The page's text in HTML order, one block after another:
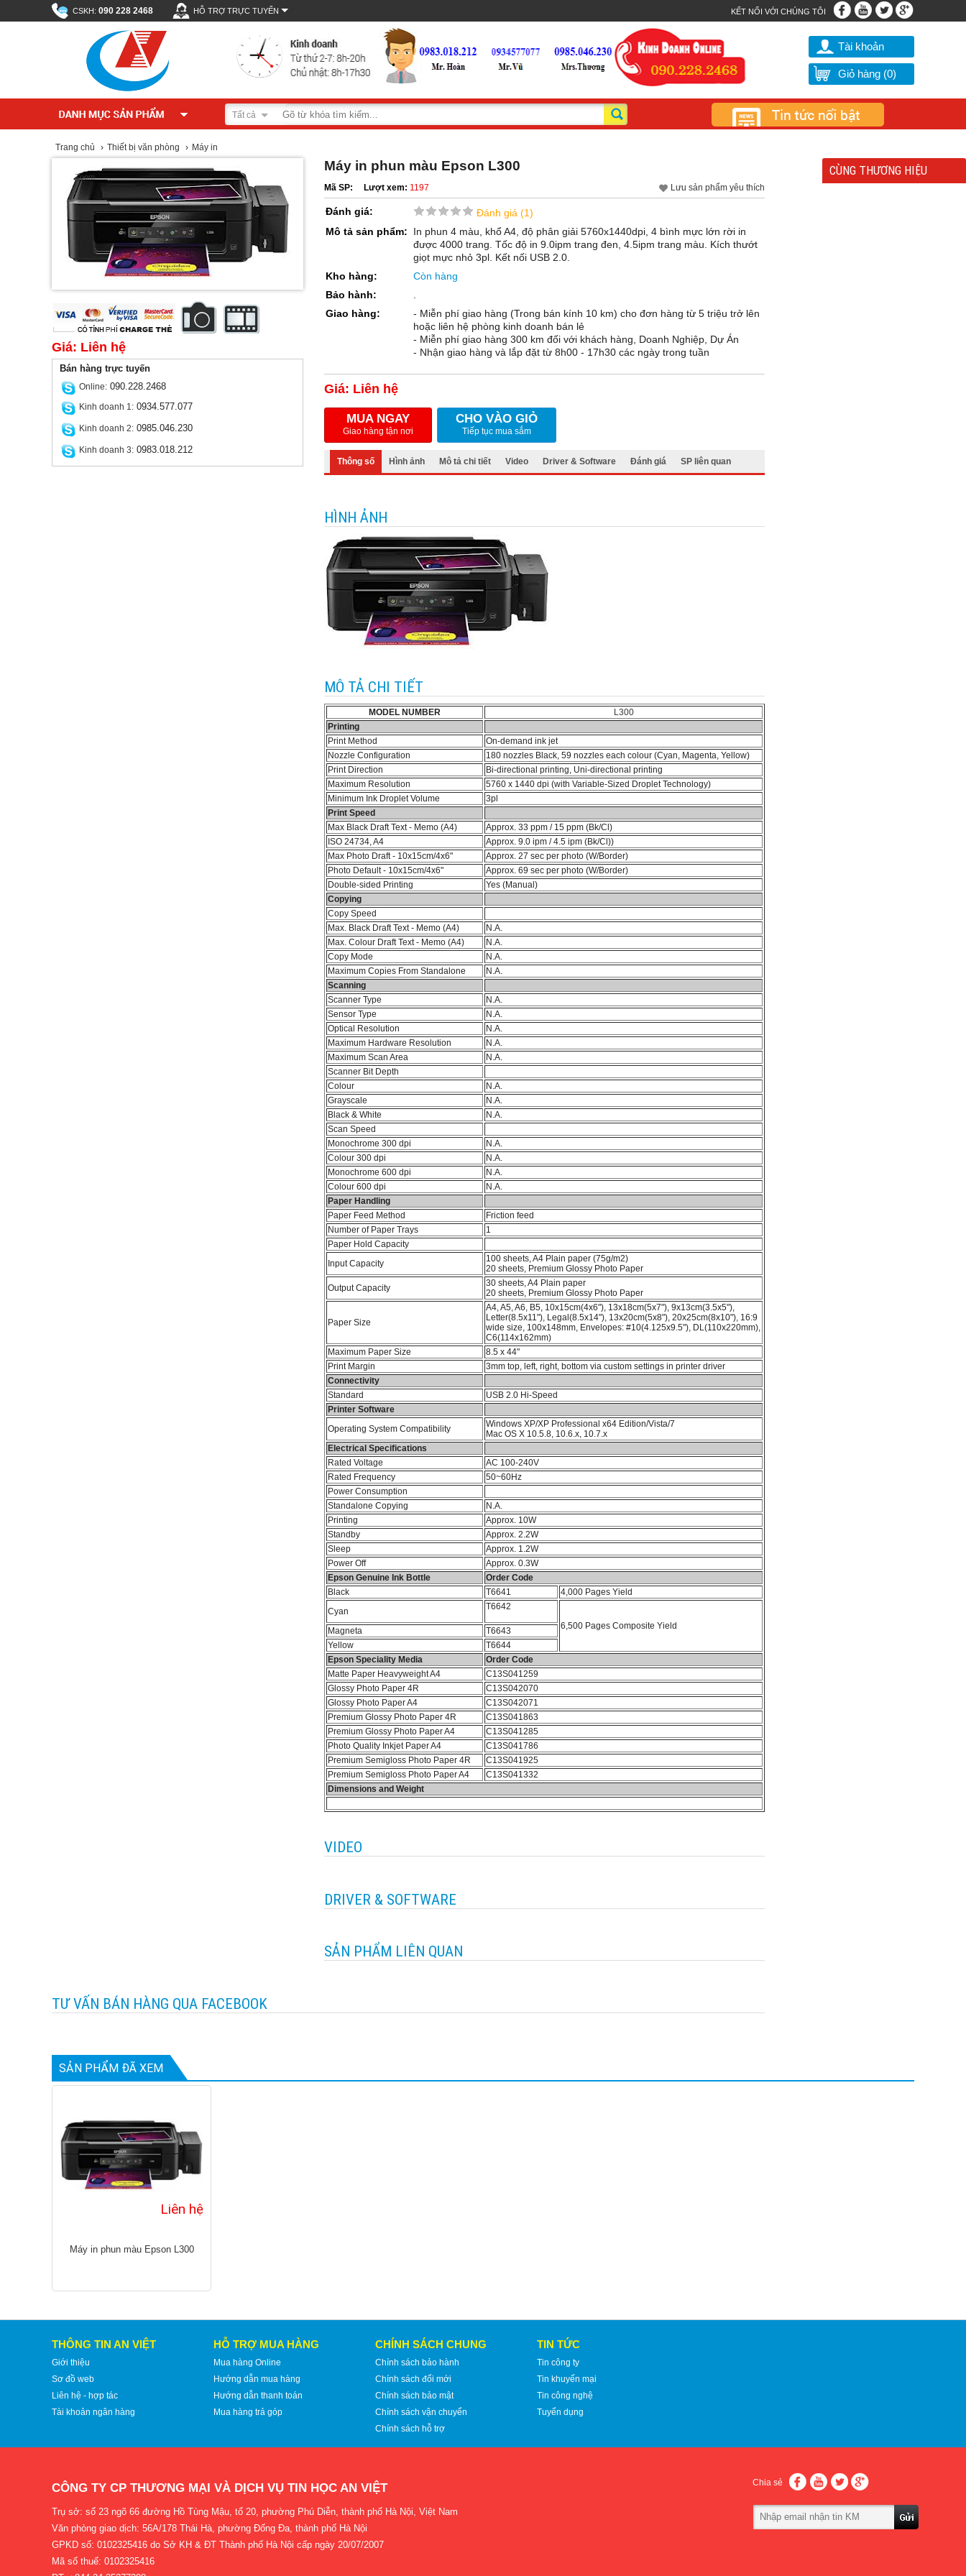
CSKH: 090 228 2468 HỖ TRỢ TRỰC TUYẾN KẾT NỐI VỚI CHÚNG TÔI
Tài khoản
Giỏ hàng (0)
Tất cả
Trang chủ › Thiết bị văn phòng › Máy in
Zoom
Giá: Liên hệ
Bán hàng trực tuyến
Online: 090.228.2468
Kinh doanh 1: 0934.577.077
Kinh doanh 2: 0985.046.230
Kinh doanh 3: 0983.018.212
Máy in phun màu Epson L300
Mã SP: Lượt xem: 1197 Lưu sản phẩm yêu thích
Đánh giá:
Đánh giá (1)
Mô tả sản phẩm:
In phun 4 màu, khổ A4, độ phân giải 5760x1440dpi, 4 bình mực lớn rời in
được 4000 trang. Tốc độ in 9.0ipm trang đen, 4.5ipm trang màu. Kích thướt
giọt mực nhỏ 3pl. Kết nối USB 2.0.
Kho hàng:
Còn hàng
Bảo hành:
.
Giao hàng:
- Miễn phí giao hàng (Trong bán kính 10 km) cho đơn hàng từ 5 triệu trở lên
hoặc liên hệ phòng kinh doanh bán lẻ
- Miễn phí giao hàng 300 km đối với khách hàng, Doanh Nghiệp, Dự Án
- Nhận giao hàng và lắp đặt từ 8h00 - 17h30 các ngày trong tuần
Giá: Liên hệ
MUA NGAY
Giao hàng tận nơi
CHO VÀO GIỎ
Tiếp tục mua sắm
Thông số Hình ảnh Mô tả chi tiết Video Driver & Software Đánh giá SP liên quan
HÌNH ẢNH
MÔ TẢ CHI TIẾT
MODEL NUMBER
L300
Printing
Print Method
On-demand ink jet
Nozzle Configuration
180 nozzles Black, 59 nozzles each colour (Cyan, Magenta, Yellow)
Print Direction
Bi-directional printing, Uni-directional printing
Maximum Resolution
5760 x 1440 dpi (with Variable-Sized Droplet Technology)
Minimum Ink Droplet Volume
3pl
Print Speed
Max Black Draft Text - Memo (A4)
Approx. 33 ppm / 15 ppm (Bk/Cl)
ISO 24734, A4
Approx. 9.0 ipm / 4.5 ipm (Bk/Cl))
Max Photo Draft - 10x15cm/4x6"
Approx. 27 sec per photo (W/Border)
Photo Default - 10x15cm/4x6"
Approx. 69 sec per photo (W/Border)
Double-sided Printing
Yes (Manual)
Copying
Copy Speed
Max. Black Draft Text - Memo (A4)
N.A.
Max. Colour Draft Text - Memo (A4)
N.A.
Copy Mode
N.A.
Maximum Copies From Standalone
N.A.
Scanning
Scanner Type
N.A.
Sensor Type
N.A.
Optical Resolution
N.A.
Maximum Hardware Resolution
N.A.
Maximum Scan Area
N.A.
Scanner Bit Depth
Colour
N.A.
Grayscale
N.A.
Black & White
N.A.
Scan Speed
Monochrome 300 dpi
N.A.
Colour 300 dpi
N.A.
Monochrome 600 dpi
N.A.
Colour 600 dpi
N.A.
Paper Handling
Paper Feed Method
Friction feed
Number of Paper Trays
1
Paper Hold Capacity
Input Capacity
100 sheets, A4 Plain paper (75g/m2)
20 sheets, Premium Glossy Photo Paper
Output Capacity
30 sheets, A4 Plain paper
20 sheets, Premium Glossy Photo Paper
Paper Size
A4, A5, A6, B5, 10x15cm(4x6"), 13x18cm(5x7"), 9x13cm(3.5x5"),
Letter(8.5x11"), Legal(8.5x14"), 13x20cm(5x8"), 20x25cm(8x10"), 16:9
wide size, 100x148mm, Envelopes: #10(4.125x9.5"), DL(110x220mm),
C6(114x162mm)
Maximum Paper Size
8.5 x 44"
Print Margin
3mm top, left, right, bottom via custom settings in printer driver
Connectivity
Standard
USB 2.0 Hi-Speed
Printer Software
Operating System Compatibility
Windows XP/XP Professional x64 Edition/Vista/7
Mac OS X 10.5.8, 10.6.x, 10.7.x
Electrical Specifications
Rated Voltage
AC 100-240V
Rated Frequency
50~60Hz
Power Consumption
Standalone Copying
N.A.
Printing
Approx. 10W
Standby
Approx. 2.2W
Sleep
Approx. 1.2W
Power Off
Approx. 0.3W
Epson Genuine Ink Bottle
Order Code
Black
T6641
4,000 Pages Yield
Cyan
T6642
6,500 Pages Composite Yield
Magneta
T6643
Yellow
T6644
Epson Speciality Media
Order Code
Matte Paper Heavyweight A4
C13S041259
Glossy Photo Paper 4R
C13S042070
Glossy Photo Paper A4
C13S042071
Premium Glossy Photo Paper 4R
C13S041863
Premium Glossy Photo Paper A4
C13S041285
Photo Quality Inkjet Paper A4
C13S041786
Premium Semigloss Photo Paper 4R
C13S041925
Premium Semigloss Photo Paper A4
C13S041332
Dimensions and Weight
VIDEO
DRIVER & SOFTWARE
SẢN PHẨM LIÊN QUAN
TƯ VẤN BÁN HÀNG QUA FACEBOOK
CÙNG THƯƠNG HIỆU
SẢN PHẨM ĐÃ XEM
Liên hệ
Máy in phun màu Epson L300
THÔNG TIN AN VIỆT
Giới thiệu
Sơ đồ web
Liên hệ - hợp tác
Tài khoản ngân hàng
HỖ TRỢ MUA HÀNG
Mua hàng Online
Hướng dẫn mua hàng
Hướng dẫn thanh toán
Mua hàng trả góp
CHÍNH SÁCH CHUNG
Chính sách bảo hành
Chính sách đổi mới
Chính sách bảo mật
Chính sách vận chuyển
Chính sách hỗ trợ
TIN TỨC
Tin công ty
Tin khuyến mại
Tin công nghệ
Tuyển dụng
CÔNG TY CP THƯƠNG MẠI VÀ DỊCH VỤ TIN HỌC AN VIỆT
Trụ sở: số 23 ngõ 66 đường Hồ Tùng Mậu, tổ 20, phường Phú Diễn, thành phố Hà Nội, Việt Nam
Văn phòng giao dịch: 56A/178 Thái Hà, phường Đống Đa, thành phố Hà Nội
GPKD số: 0102325416 do Sở KH & ĐT Thành phố Hà Nội cấp ngày 20/07/2007
Mã số thuế: 0102325416
Chia sẻ